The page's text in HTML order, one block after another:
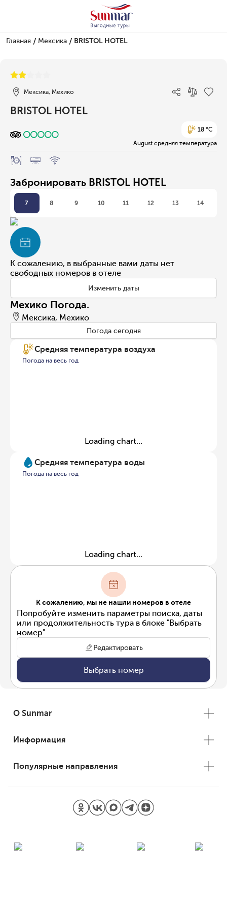
Главная / Мексика / BRISTOL HOTEL
Мексика, Мехико
BRISTOL HOTEL
18 °C
August средняя температура
Забронировать BRISTOL HOTEL
7 8 9 10 11 12 13 14
К сожалению, в выбранные вами даты нет
свободных номеров в отеле
Изменить даты
Мехико Погода.
Мексика, Мехико
Погода сегодня
Средняя температура воздуха
Погода на весь год
Loading chart...
Средняя температура воды
Погода на весь год
Loading chart...
К сожалению, мы не нашли номеров в отеле
Попробуйте изменить параметры поиска, даты
или продолжительность тура в блоке "Выбрать
номер"
Редактировать
Выбрать номер
О Sunmar
Информация
Популярные направления